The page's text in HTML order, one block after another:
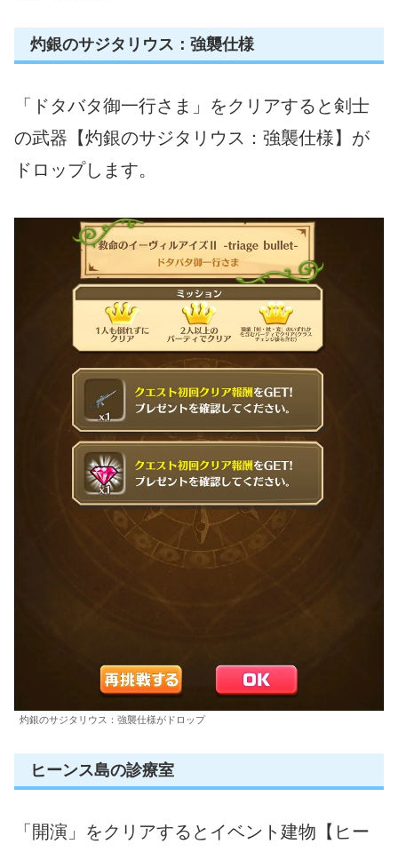
灼銀のサジタリウス：強襲仕様
「ドタバタ御一行さま」をクリアすると剣士
の武器【灼銀のサジタリウス：強襲仕様】が
ドロップします。
灼銀のサジタリウス：強襲仕様がドロップ
ヒーンス島の診療室
「開演」をクリアするとイベント建物【ヒー